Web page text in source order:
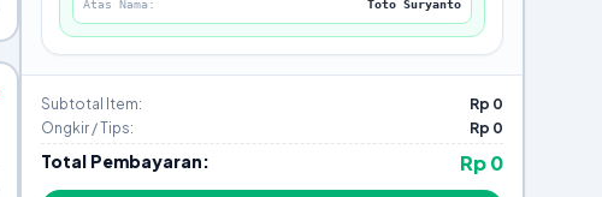
Atas Nama:
Toto Suryanto
Subtotal Item:
Rp 0
Ongkir / Tips:
Rp 0
Total Pembayaran: Rp 0